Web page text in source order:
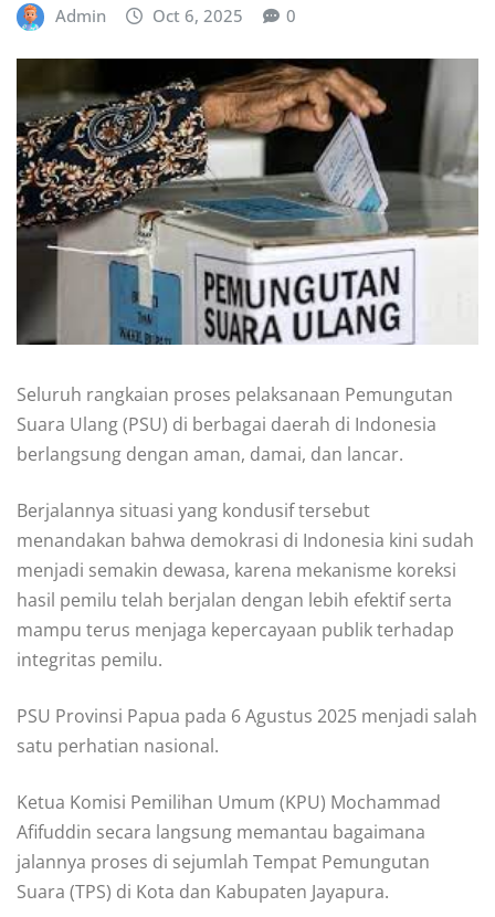
Admin Oct 6, 2025 0
Seluruh rangkaian proses pelaksanaan Pemungutan
Suara Ulang (PSU) di berbagai daerah di Indonesia
berlangsung dengan aman, damai, dan lancar.
Berjalannya situasi yang kondusif tersebut
menandakan bahwa demokrasi di Indonesia kini sudah
menjadi semakin dewasa, karena mekanisme koreksi
hasil pemilu telah berjalan dengan lebih efektif serta
mampu terus menjaga kepercayaan publik terhadap
integritas pemilu.
PSU Provinsi Papua pada 6 Agustus 2025 menjadi salah
satu perhatian nasional.
Ketua Komisi Pemilihan Umum (KPU) Mochammad
Afifuddin secara langsung memantau bagaimana
jalannya proses di sejumlah Tempat Pemungutan
Suara (TPS) di Kota dan Kabupaten Jayapura.